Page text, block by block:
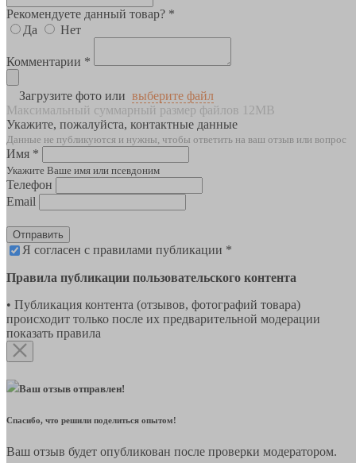
Рекомендуете данный товар? *
Да
Нет
Комментарии *
Загрузите фото или выберите файл
Максимальный суммарный размер файлов 12MB
Укажите, пожалуйста, контактные данные
Данные не публикуются и нужны, чтобы ответить на ваш отзыв или вопрос
Имя *
Укажите Ваше имя или псевдоним
Телефон
Email
Отправить
Я согласен с правилами публикации *
Правила публикации пользовательского контента
• Публикация контента (отзывов, фотографий товара)
происходит только после их предварительной модерации
показать правила
Ваш отзыв отправлен!
Спасибо, что решили поделиться опытом!
Ваш отзыв будет опубликован после проверки модератором.